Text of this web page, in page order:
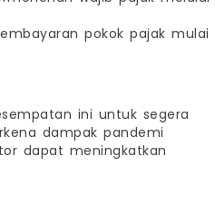
pokok pajak mulai
ini untuk segera
dampak pandemi
dapat meningkatkan